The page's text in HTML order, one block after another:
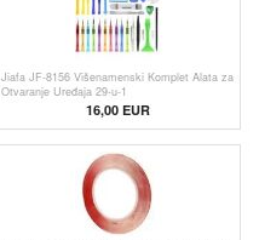
Jiafa JF-8156 Višenamenski Komplet Alata za
Otvaranje Uređaja 29-u-1
16,00 EUR